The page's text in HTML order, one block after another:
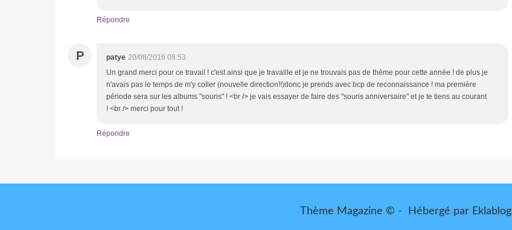
Répondre
P patye 20/08/2016 08:53
Un grand merci pour ce travail ! c'est ainsi que je travaille et je ne trouvais pas de thème pour cette année ! de plus je
n'avais pas le temps de m'y coller (nouvelle direction!!)donc je prends avec bcp de reconnaissance ! ma première
période sera sur les albums "souris" ! <br /> je vais essayer de faire des "souris anniversaire" et je te tiens au courant
! <br /> merci pour tout !
Répondre
Thème Magazine © - Hébergé par Eklablog